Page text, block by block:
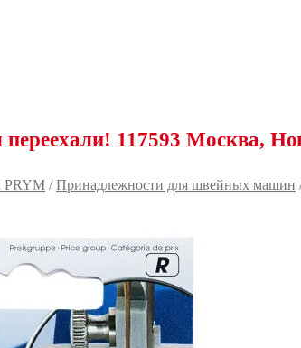
117593 Москва,
PRYM /Принадлежности для швейных машин